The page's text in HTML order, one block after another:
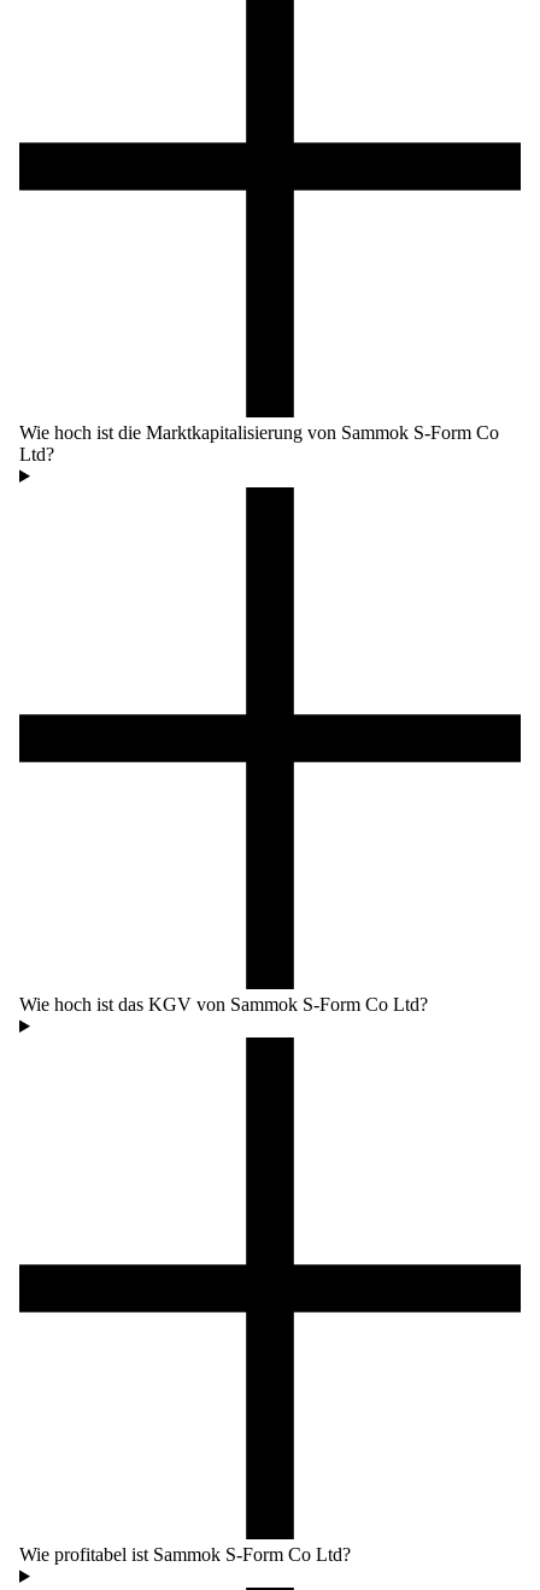
Wie hoch ist die Marktkapitalisierung von Sammok S-Form Co
Ltd?
Wie hoch ist das KGV von Sammok S-Form Co Ltd?
Wie profitabel ist Sammok S-Form Co Ltd?